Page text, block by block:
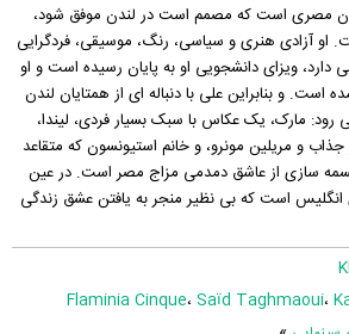
مصری است که مصمم است در لندن موفق شود،
او آزادی هنری و سیاسی، رنگ، موسیقی، فردگرایی
دارد، ویزای دانشجویی او به پایان رسیده است و او
است. و بنابراین علی با دنباله ای از همتایان لندن
رود: مارک، یک عکاس با سبک بسیار فردی، لیندا،
و مریلین مونرو، و خانم استیونسون که متقاعد
سازی از عاشق دمدمی مزاج مصر است. در عین
است که بی نظیر منجر به یافتن عشق زندگی
Flaminia Cinque، Saïd Taghmaoui،